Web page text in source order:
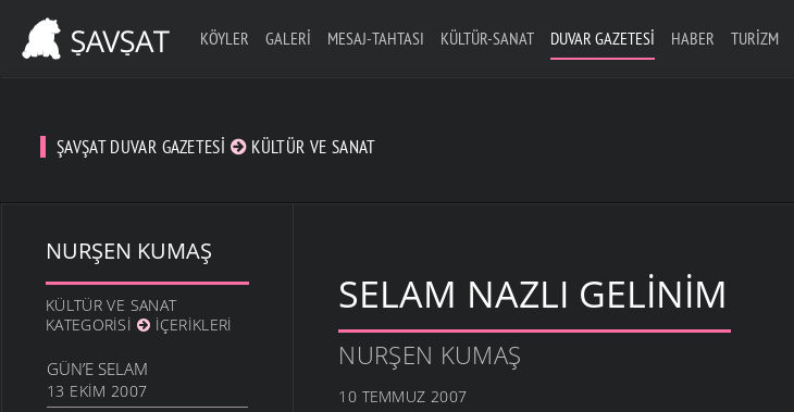
KÖYLER GALERI MESAJ-TAHTASI KÜLTÜR-SANAT DUVAR GAZETESI HABER TURIZM
ŞAVŞAT DUVAR GAZETESI KÜLTÜR VE SANAT
NURŞEN KUMAŞ
KÜLTÜR VE SANAT
KATEGORISI
İÇERIKLERI
GÜN’E SELAM
13 EKIM 2007
SELAM NAZLI GELINIM
NURŞEN KUMAŞ
10 TEMMUZ 2007